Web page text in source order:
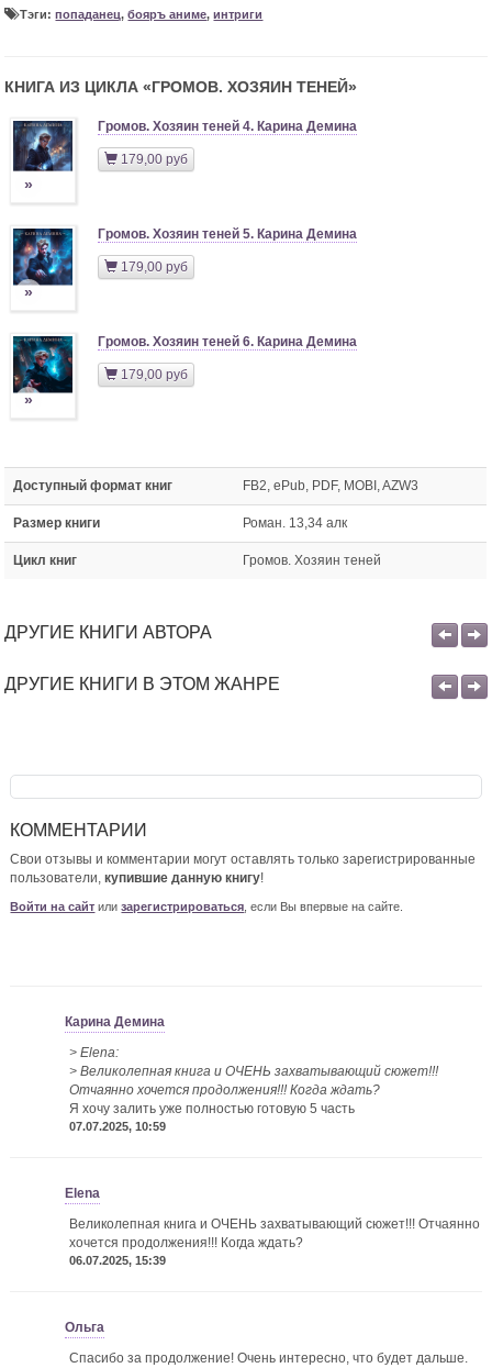
Тэги:попаданец,бояръ аниме,интриги
КНИГА ИЗ ЦИКЛА «ГРОМОВ. ХОЗЯИН ТЕНЕЙ»
»
Громов. Хозяин теней 4. Карина Демина
179,00 руб
»
Громов. Хозяин теней 5. Карина Демина
179,00 руб
»
Громов. Хозяин теней 6. Карина Демина
179,00 руб
Доступный формат книг FB2, ePub, PDF, MOBI, AZW3
Размер книги Роман. 13,34 алк
Цикл книг Громов. Хозяин теней
ДРУГИЕ КНИГИ АВТОРА
ДРУГИЕ КНИГИ В ЭТОМ ЖАНРЕ
КОММЕНТАРИИ
Свои отзывы и комментарии могут оставлять только зарегистрированные
пользователи,купившие данную книгу!
Войти на сайт илизарегистрироваться , если Вы впервые на сайте.
Карина Демина
> Elena:
> Великолепная книга и ОЧЕНЬ захватывающий сюжет!!!
Отчаянно хочется продолжения!!! Когда ждать?
Я хочу залить уже полностью готовую 5 часть
07.07.2025, 10:59
Elena
Великолепная книга и ОЧЕНЬ захватывающий сюжет!!! Отчаянно
хочется продолжения!!! Когда ждать?
06.07.2025, 15:39
Ольга
Спасибо за продолжение! Очень интересно, что будет дальше.